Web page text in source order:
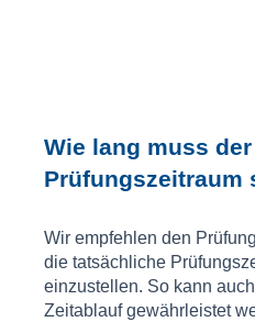
Wie lang muss
Prüfungszeitraum
Wir empfehlen den
die tatsächliche
einzustellen. So kann
Zeitablauf gewährleistet